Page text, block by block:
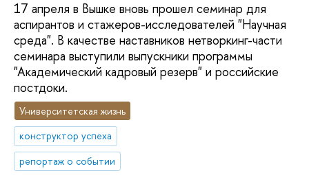
17 апреля в Вышке вновь прошел семинар для
аспирантов и стажеров-исследователей "Научная
среда". В качестве наставников нетворкинг-части
семинара выступили выпускники программы
"Академический кадровый резерв" и российские
постдоки.
Университетская жизнь
конструктор успеха
репортаж о событии